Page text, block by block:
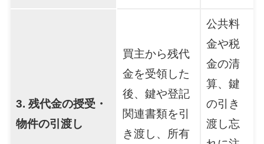
3. 残代金の授受・
物件の引渡し
買主から残代
金を受領した
後、鍵や登記
関連書類を引
き渡し、所有
公共料
金や税
金の清
算、鍵
の引き
渡し忘